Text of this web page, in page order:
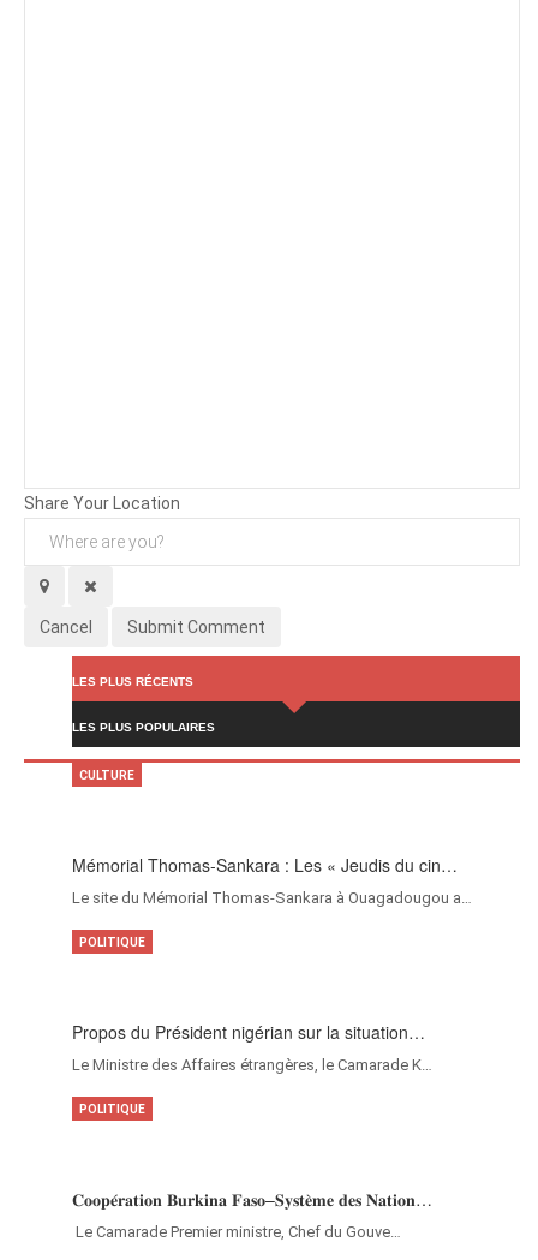
Share Your Location
Cancel Submit Comment
LES PLUS RÉCENTS
LES PLUS POPULAIRES
Mémorial Thomas-Sankara : Les « Jeudis du cin…
Le site du Mémorial Thomas-Sankara à Ouagadougou a…
CULTURE
Propos du Président nigérian sur la situation…
Le Ministre des Affaires étrangères, le Camarade K…
POLITIQUE
𝐂𝐨𝐨𝐩𝐞́𝐫𝐚𝐭𝐢𝐨𝐧 𝐁𝐮𝐫𝐤𝐢𝐧𝐚 𝐅𝐚𝐬𝐨–𝐒𝐲𝐬𝐭𝐞̀𝐦𝐞 𝐝𝐞𝐬 𝐍𝐚𝐭𝐢𝐨𝐧…
‎Le Camarade Premier ministre, Chef du Gouve…
POLITIQUE